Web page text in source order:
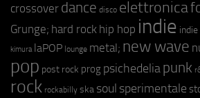
crossover dance disco elettronica
Grunge; hard rock hip hop indie
kimura laPOP lounge metal; new wave
pop post rock prog psichedeliapunk
rock rockabilly ska soul sperimentale